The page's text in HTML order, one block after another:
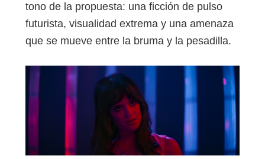
tono de la propuesta: una ficción de pulso
futurista, visualidad extrema y una amenaza
que se mueve entre la bruma y la pesadilla.